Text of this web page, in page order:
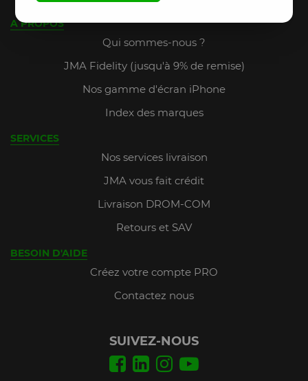
A PROPOS
Qui sommes-nous ?
JMA Fidelity (jusqu'à 9% de remise)
Nos gamme d'écran iPhone
Index des marques
SERVICES
Nos services livraison
JMA vous fait crédit
Livraison DROM-COM
Retours et SAV
BESOIN D'AIDE
Créez votre compte PRO
Contactez nous
SUIVEZ-NOUS